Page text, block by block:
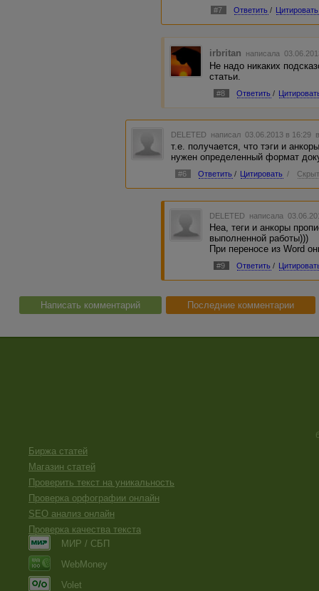
#7 Ответить / Цитировать
irbritan написала
Не надо никаких
статьи.
#8 Ответить /
DELETED написал 03.06.2013 в 16:29
т.е. получается, что тэги и
нужен определенный формат
#6 Ответить / Цитировать /
DELETED написала
Неа, теги и анкоры
выполненной работы)))
При переносе из Word
#9 Ответить /
Написать комментарий Последние комментарии
Биржа статей
Магазин статей
Проверить текст на уникальность
Проверка орфографии онлайн
SEO анализ онлайн
Проверка качества текста
МИР / СБП
WebMoney
Volet